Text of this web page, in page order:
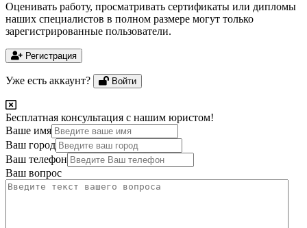
Оценивать работу, просматривать сертификаты или дипломы
наших специалистов в полном размере могут только
зарегистрированные пользователи.
Регистрация
Уже есть аккаунт? Войти
Бесплатная консультация с нашим юристом!
Ваше имя
Ваш город
Ваш телефон
Ваш вопрос